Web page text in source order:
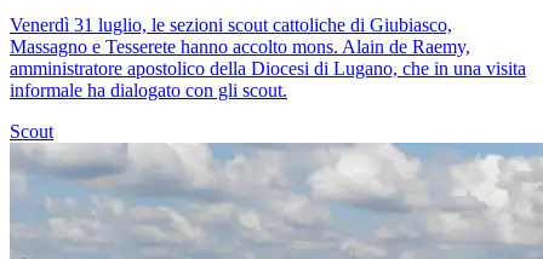
Venerdì 31 luglio, le sezioni scout cattoliche di Giubiasco,
Massagno e Tesserete hanno accolto mons. Alain de Raemy,
amministratore apostolico della Diocesi di Lugano, che in una visita
informale ha dialogato con gli scout.
Scout